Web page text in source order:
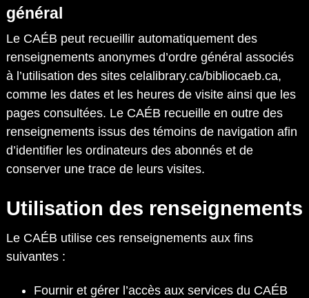
général
Le CAÉB peut recueillir automatiquement des
renseignements anonymes d’ordre général associés
à l’utilisation des sites celalibrary.ca/bibliocaeb.ca,
comme les dates et les heures de visite ainsi que les
pages consultées. Le CAÉB recueille en outre des
renseignements issus des témoins de navigation afin
d’identifier les ordinateurs des abonnés et de
conserver une trace de leurs visites.
Utilisation des renseignements
Le CAÉB utilise ces renseignements aux fins
suivantes :
Fournir et gérer l’accès aux services du CAÉB